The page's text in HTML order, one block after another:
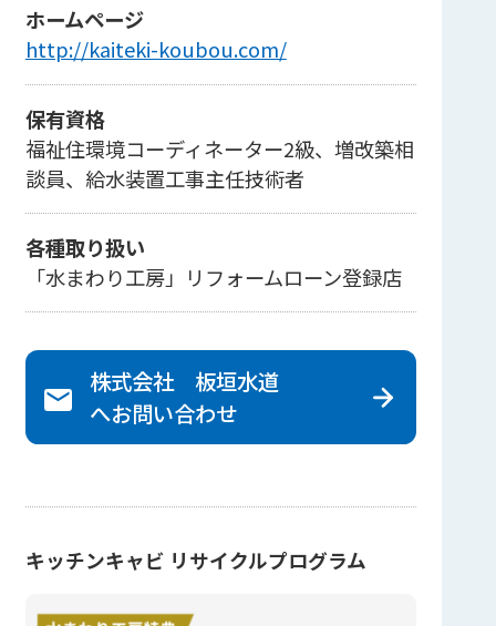
ホームページ
http://kaiteki-koubou.com/
保有資格
福祉住環境コーディネーター2級、増改築相
談員、給水装置工事主任技術者
各種取り扱い
「水まわり工房」リフォームローン登録店
株式会社 板垣水道
へお問い合わせ
キッチンキャビ リサイクルプログラム